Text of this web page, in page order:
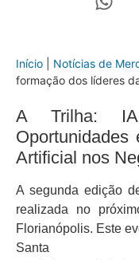
Início Notícias de
formação dos líderes
A Trilha:
Oportunidades
Artificial nos
A segunda edição
realizada no
Florianópolis. Este